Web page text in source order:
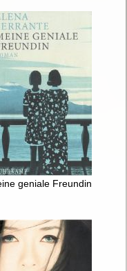
geniale Freundin :